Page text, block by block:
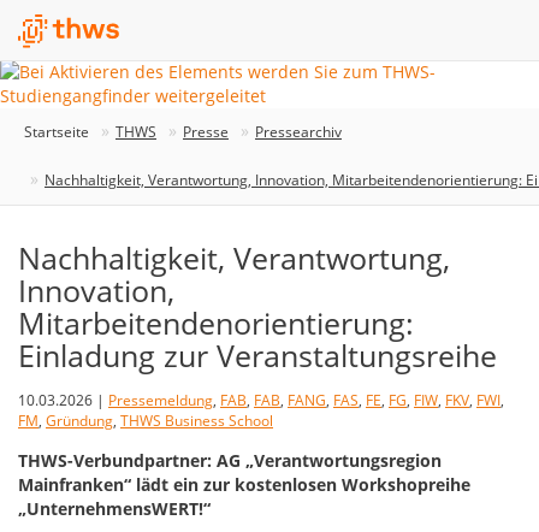
Startseite THWS Presse Pressearchiv
Nachhaltigkeit, Verantwortung, Innovation, Mitarbeitendenorientierung:
Nachhaltigkeit, Verantwortung,
Innovation,
Mitarbeitendenorientierung:
Einladung zur Veranstaltungsreihe
10.03.2026 | Pressemeldung, FAB, FAB, FANG, FAS, FE, FG, FIW, FKV, FWI,
FM, Gründung, THWS Business School
THWS-Verbundpartner: AG „Verantwortungsregion
Mainfranken“ lädt ein zur kostenlosen Workshopreihe
„UnternehmensWERT!“